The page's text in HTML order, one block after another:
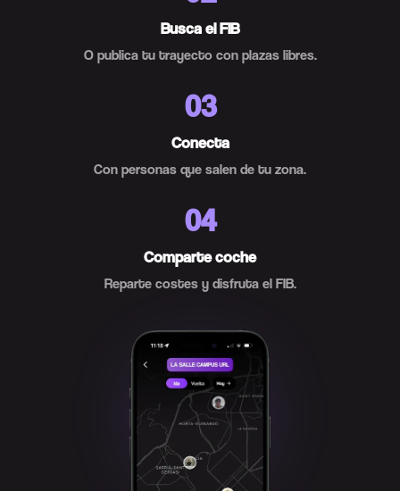
Busca el FIB
O publica tu trayecto con plazas libres.
03
Conecta
Con personas que salen de tu zona.
04
Comparte coche
Reparte costes y disfruta el FIB.